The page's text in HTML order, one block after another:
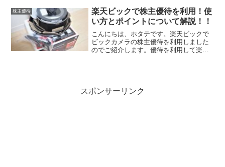
る株式数により、QUOカードPayの金
額、株主優待店頭割...
株主優待
楽天ビックで株主優待を利用！使
い方とポイントについて解説！！
こんにちは、ホタテです。楽天ビックで
ビックカメラの株主優待を利用しました
のでご紹介します。優待を利用して楽天
スポンサーリンク